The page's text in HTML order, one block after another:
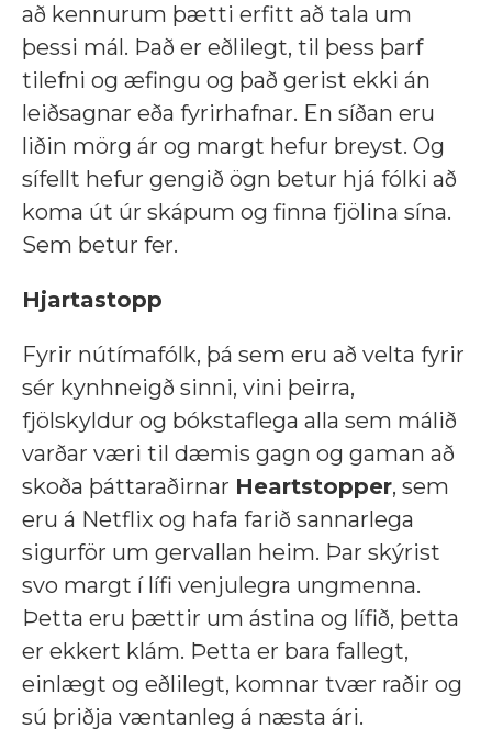
að kennurum þætti erfitt að tala um
þessi mál. Það er eðlilegt, til þess þarf
tilefni og æfingu og það gerist ekki án
leiðsagnar eða fyrirhafnar. En síðan eru
liðin mörg ár og margt hefur breyst. Og
sífellt hefur gengið ögn betur hjá fólki að
koma út úr skápum og finna fjölina sína.
Sem betur fer.
Hjartastopp
Fyrir nútímafólk, þá sem eru að velta fyrir
sér kynhneigð sinni, vini þeirra,
fjölskyldur og bókstaflega alla sem málið
varðar væri til dæmis gagn og gaman að
skoða þáttaraðirnar Heartstopper, sem
eru á Netflix og hafa farið sannarlega
sigurför um gervallan heim. Þar skýrist
svo margt í lífi venjulegra ungmenna.
Þetta eru þættir um ástina og lífið, þetta
er ekkert klám. Þetta er bara fallegt,
einlægt og eðlilegt, komnar tvær raðir og
sú þriðja væntanleg á næsta ári.